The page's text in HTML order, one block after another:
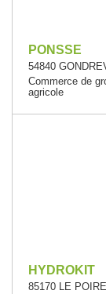
PONSSE
54840
Commerce de
agricole
HYDROKIT
85170 LE